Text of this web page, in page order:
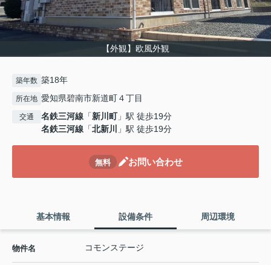
【外観】欧風外観
築年数 築18年
所在地 愛知県碧南市新道町４丁目
交通 名鉄三河線 「新川町」駅 徒歩19分
名鉄三河線 「北新川 」駅 徒歩19分
無料 お問い合わせ
基本情報 設備条件 周辺環境
物件名 コモンステージ